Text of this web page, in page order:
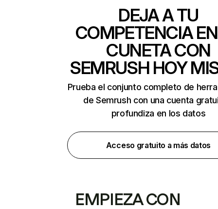
DEJA A TU
COMPETENCIA
CUNETA CON
SEMRUSH HOY
Prueba el conjunto completo de
de Semrush con una cuenta
profundiza en los datos
Acceso gratuito a más datos
EMPIEZA CON